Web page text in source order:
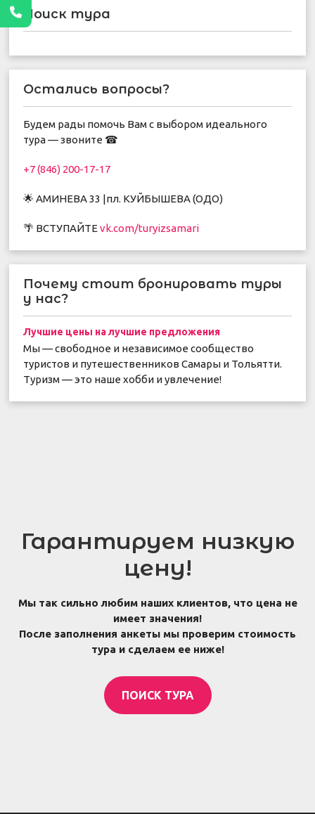
Поиск тура
Остались вопросы?
Будем рады помочь Вам с выбором идеального
тура — звоните ☎
+7 (846) 200-17-17
🌟 АМИНЕВА 33 |пл. КУЙБЫШЕВА (ОДО)
🌴 ВСТУПАЙТЕvk.com/turyizsamari
Почему стоит бронировать туры
у нас?
Лучшие цены на лучшие предложения
Мы — свободное и независимое сообщество
туристов и путешественников Самары и Тольятти.
Туризм — это наше хобби и увлечение!
Гарантируем низкую
цену!
Мы так сильно любим наших клиентов, что цена не
имеет значения!
После заполнения анкеты мы проверим стоимость
тура и сделаем ее ниже!
ПОИСК ТУРА